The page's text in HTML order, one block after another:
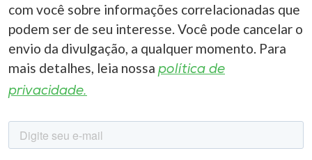
com você sobre informações correlacionadas que
podem ser de seu interesse. Você pode cancelar o
envio da divulgação, a qualquer momento. Para
mais detalhes, leia nossa política de
privacidade.